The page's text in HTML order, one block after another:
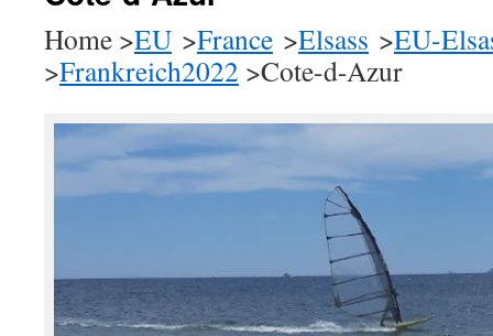
Home >EU >France >Elsass >EU-
>Frankreich2022 >Cote-d-Azur